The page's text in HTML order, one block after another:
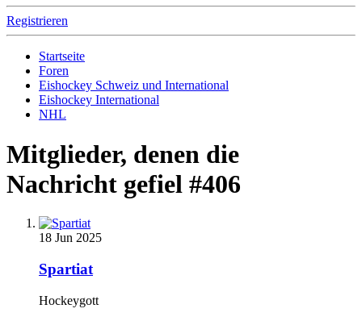
Registrieren
Startseite
Foren
Eishockey Schweiz und International
Eishockey International
NHL
Mitglieder, denen die
Nachricht gefiel #406
18 Jun 2025
Spartiat
Hockeygott